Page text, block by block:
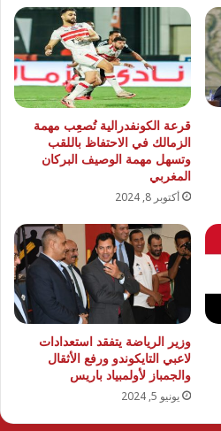
قرعة الكونفدرالية تُصعِب مهمة
الزمالك في الاحتفاظ باللقب
وتسهل مهمة الوصيف البركان
المغربي
أكتوبر 8, 2024
وزير الرياضة يتفقد استعدادات
لاعبي التايكوندو ورفع الأثقال
والجمباز لأولمبياد باريس
يونيو 5, 2024